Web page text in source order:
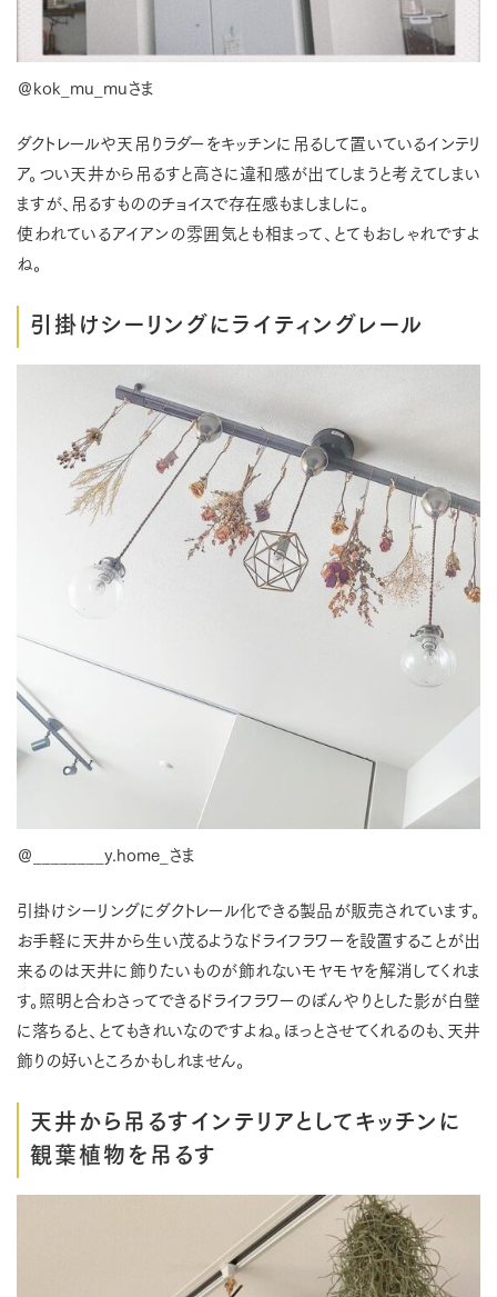
＠kok_mu_muさま
ダクトレールや天吊りラダーをキッチンに吊るして置いているインテリ
ア。つい天井から吊るすと高さに違和感が出てしまうと考えてしまい
ますが、吊るすもののチョイスで存在感もましましに。
使われているアイアンの雰囲気とも相まって、とてもおしゃれですよ
ね。
引掛けシーリングにライティングレール
＠________y.home_さま
引掛けシーリングにダクトレール化できる製品が販売されています。
お手軽に天井から生い茂るようなドライフラワーを設置することが出
来るのは天井に飾りたいものが飾れないモヤモヤを解消してくれま
す。照明と合わさってできるドライフラワーのぼんやりとした影が白壁
に落ちると、とてもきれいなのですよね。ほっとさせてくれるのも、天井
飾りの好いところかもしれません。
天井から吊るすインテリアとしてキッチンに
観葉植物を吊るす